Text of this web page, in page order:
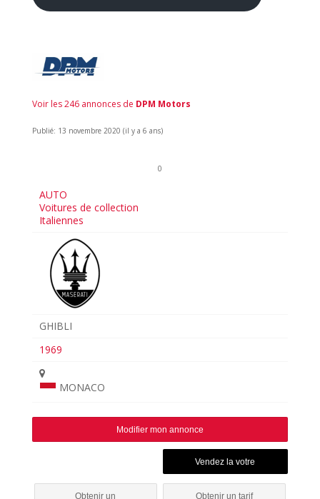
Voir les 246 annonces de DPM Motors
Publié: 13 novembre 2020 (il y a 6 ans)
0
AUTO
Voitures de collection
Italiennes
GHIBLI
1969
MONACO
Modifier mon annonce
Obtenir un Obtenir un tarif